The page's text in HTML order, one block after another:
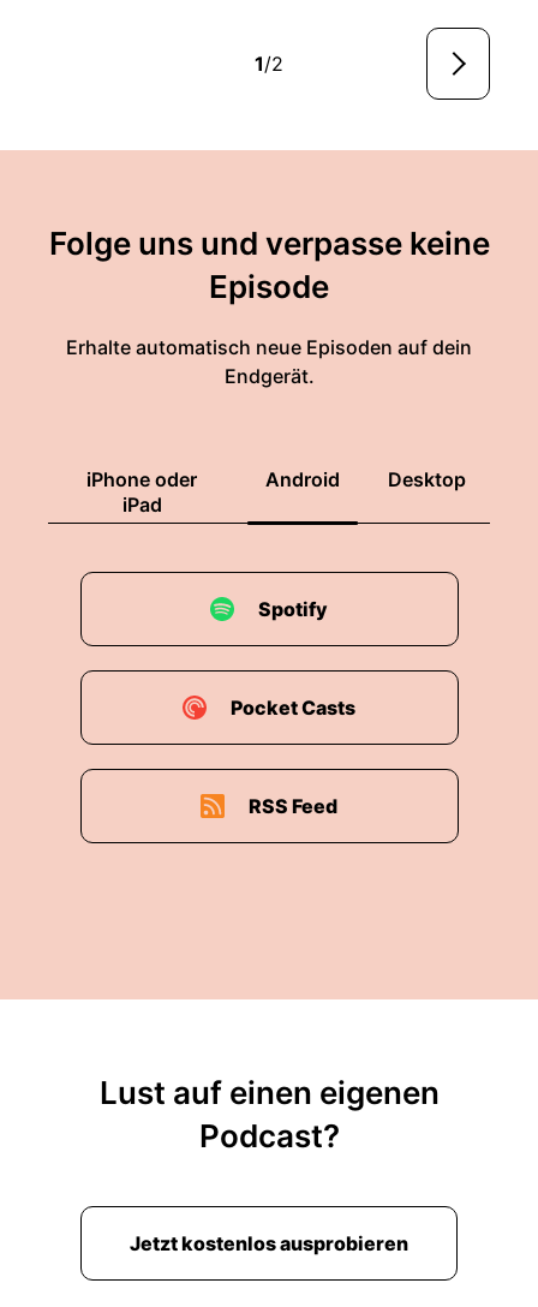
1/2
Folge uns und verpasse keine
Episode
Erhalte automatisch neue Episoden auf dein
Endgerät.
iPhone oder
iPad
Android Desktop
Spotify
Pocket Casts
RSS Feed
Lust auf einen eigenen
Podcast?
Jetzt kostenlos ausprobieren